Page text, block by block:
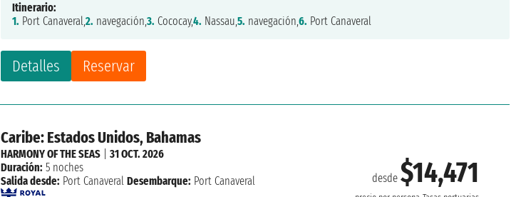
Detalles Reservar
Itinerario:
1. Port Canaveral,2. navegación,3. Cococay,4. Nassau,5. navegación,6. Port Canaveral
Caribe: Estados Unidos, Bahamas
desde$14,471
HARMONY OF THE SEAS |31 OCT. 2026
Duración: 5 noches
Salida desde: Port Canaveral Desembarque: Port Canaveral